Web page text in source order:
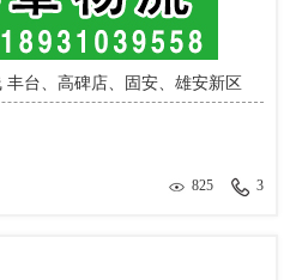
台、高碑店、固安、雄安新区
825 3